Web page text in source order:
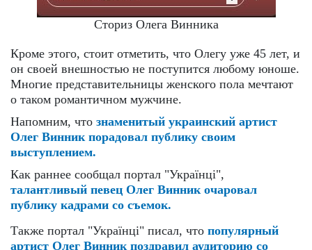
Сториз Олега Винника
Кроме этого, стоит отметить, что Олегу уже 45 лет, и
он своей внешностью не поступится любому юноше.
Многие представительницы женского пола мечтают
о таком романтичном мужчине.
Напомним, что знаменитый украинский артист
Олег Винник порадовал публику своим
выступлением.
Как раннее сообщал портал "Українці",
талантливый певец Олег Винник очаровал
публику кадрами со съемок.
Также портал "Українці" писал, что популярный
артист Олег Винник поздравил аудиторию со